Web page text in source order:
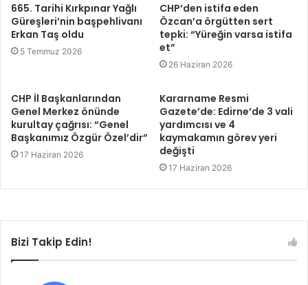
665. Tarihi Kırkpınar Yağlı
Güreşleri’nin başpehlivanı
Erkan Taş oldu
5 Temmuz 2026
CHP’den istifa eden
Özcan’a örgütten sert
tepki: “Yüreğin varsa istifa
et”
26 Haziran 2026
CHP İl Başkanlarından
Genel Merkez önünde
kurultay çağrısı: “Genel
Başkanımız Özgür Özel’dir”
17 Haziran 2026
Kararname Resmi
Gazete’de: Edirne’de 3 vali
yardımcısı ve 4
kaymakamın görev yeri
değişti
17 Haziran 2026
Bizi Takip Edin!